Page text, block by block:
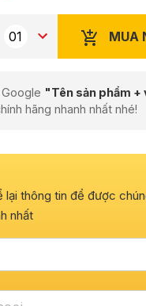
MUA
"Tên sản phẩm
hãng nhanh nhất nhé!
lại thông tin để được
nhất